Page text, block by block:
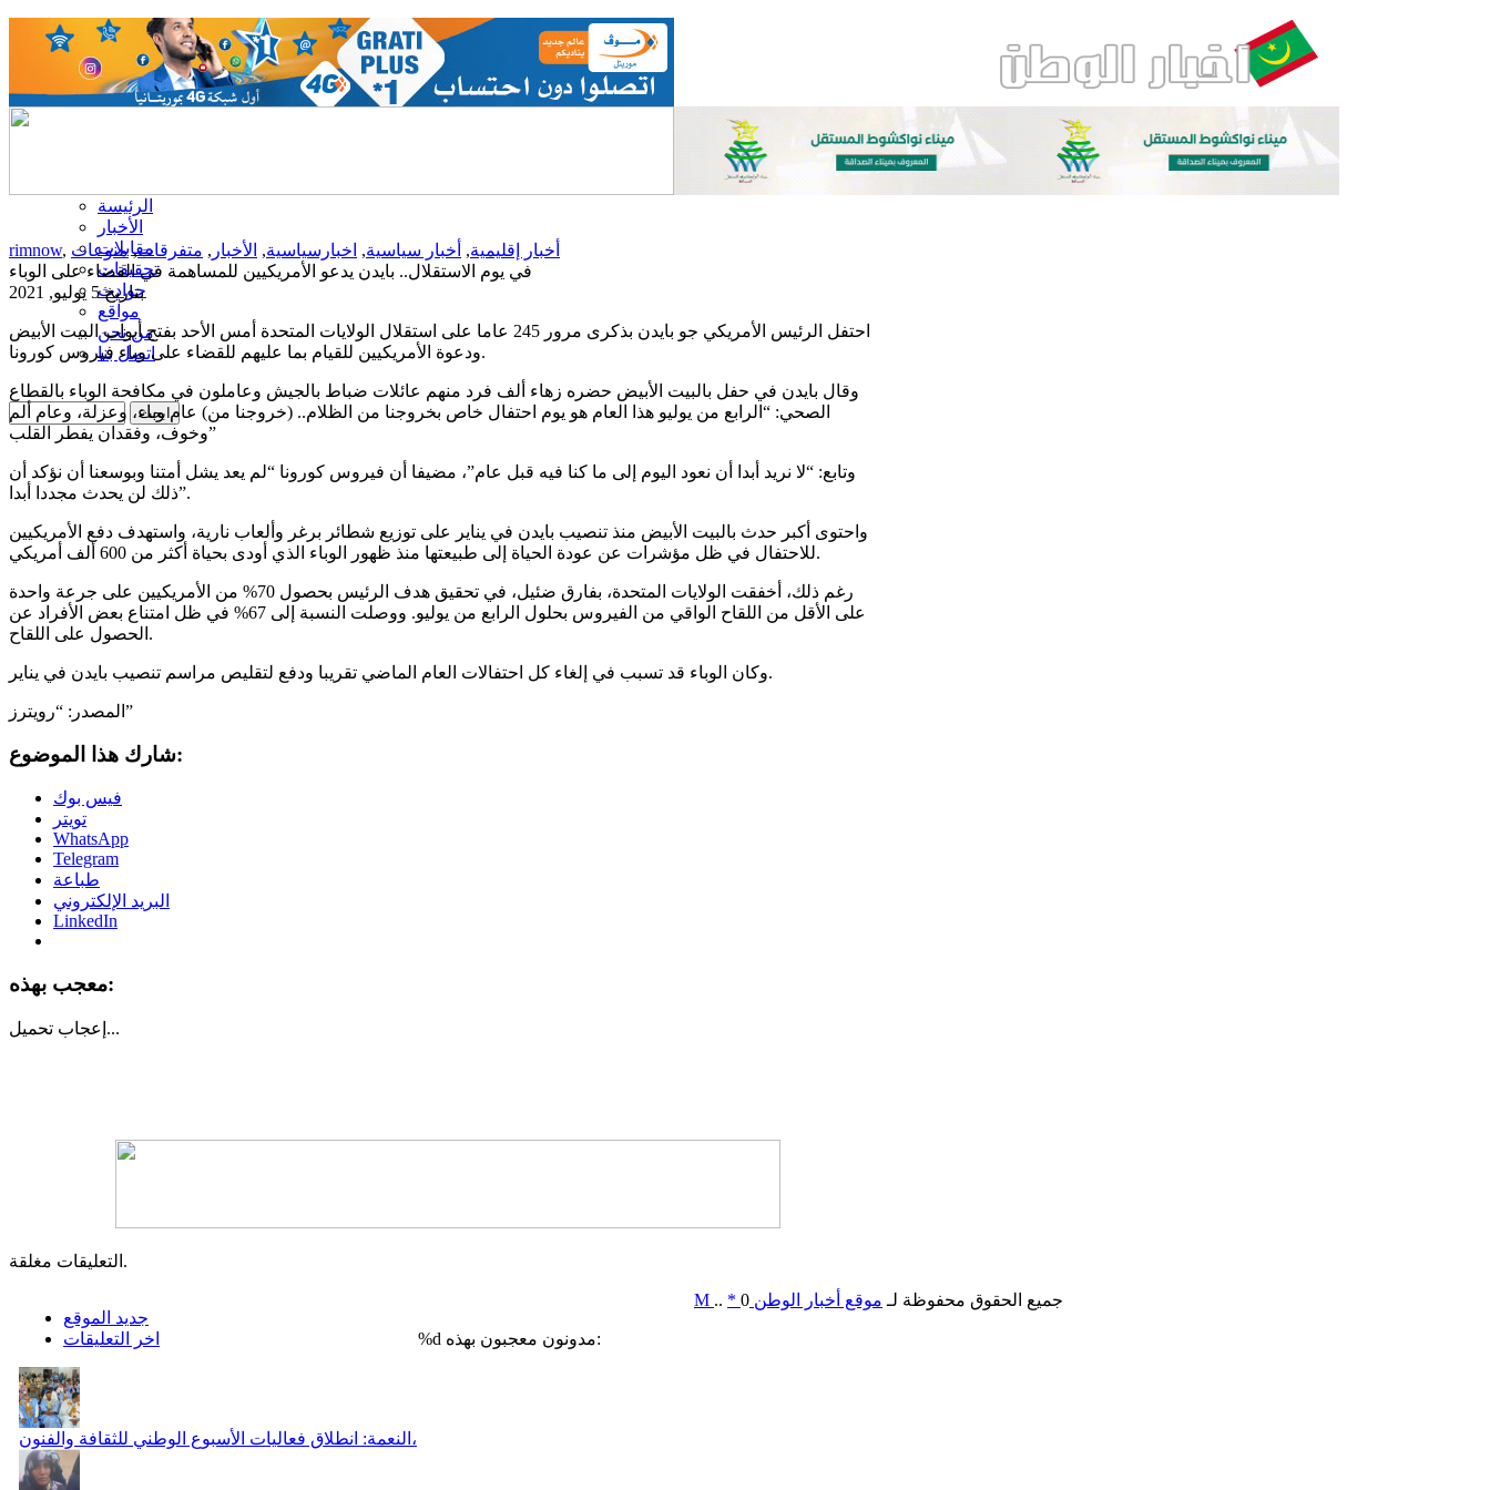
الرئيسة
الأخبار
مقابلات
تحقيقات
حوادث
مواقع
من نحن
اتصل بنا
rimnow, أخبار إقليمية, أخبار سياسية, اخبارسياسية, الأخبار , متفرقات,منوعات
في يوم الاستقلال.. بايدن يدعو الأمريكيين للمساهمة في القضاء على الوباء
بتاريخ 5 يوليو, 2021
احتفل الرئيس الأمريكي جو بايدن بذكرى مرور 245 عاما على استقلال الولايات المتحدة أمس الأحد بفتح أبواب البيت الأبيض
ودعوة الأمريكيين للقيام بما عليهم للقضاء على وباء فيروس كورونا.
وقال بايدن في حفل بالبيت الأبيض حضره زهاء ألف فرد منهم عائلات ضباط بالجيش وعاملون في مكافحة الوباء بالقطاع
الصحي: “الرابع من يوليو هذا العام هو يوم احتفال خاص بخروجنا من الظلام.. (خروجنا من) عام وباء، وعزلة، وعام ألم
وخوف، وفقدان يفطر القلب”
وتابع: “لا نريد أبدا أن نعود اليوم إلى ما كنا فيه قبل عام”، مضيفا أن فيروس كورونا “لم يعد يشل أمتنا وبوسعنا أن نؤكد أن
ذلك لن يحدث مجددا أبدا”.
واحتوى أكبر حدث بالبيت الأبيض منذ تنصيب بايدن في يناير على توزيع شطائر برغر وألعاب نارية، واستهدف دفع الأمريكيين
للاحتفال في ظل مؤشرات عن عودة الحياة إلى طبيعتها منذ ظهور الوباء الذي أودى بحياة أكثر من 600 ألف أمريكي.
رغم ذلك، أخفقت الولايات المتحدة، بفارق ضئيل، في تحقيق هدف الرئيس بحصول 70% من الأمريكيين على جرعة واحدة
على الأقل من اللقاح الواقي من الفيروس بحلول الرابع من يوليو. ووصلت النسبة إلى 67% في ظل امتناع بعض الأفراد عن
الحصول على اللقاح.
وكان الوباء قد تسبب في إلغاء كل احتفالات العام الماضي تقريبا ودفع لتقليص مراسم تنصيب بايدن في يناير.
المصدر: “رويترز”
شارك هذا الموضوع:
فيس بوك
تويتر
WhatsApp
Telegram
طباعة
البريد الإلكتروني
LinkedIn
معجب بهذه:
إعجاب تحميل...
التعليقات مغلقة.
جديد الموقع
اخر التعليقات
النعمة: انطلاق فعاليات الأسبوع الوطني للثقافة والفنون،
M .. * جميع الحقوق محفوظة لـ موقع أخبار الوطن 0
%d مدونون معجبون بهذه: